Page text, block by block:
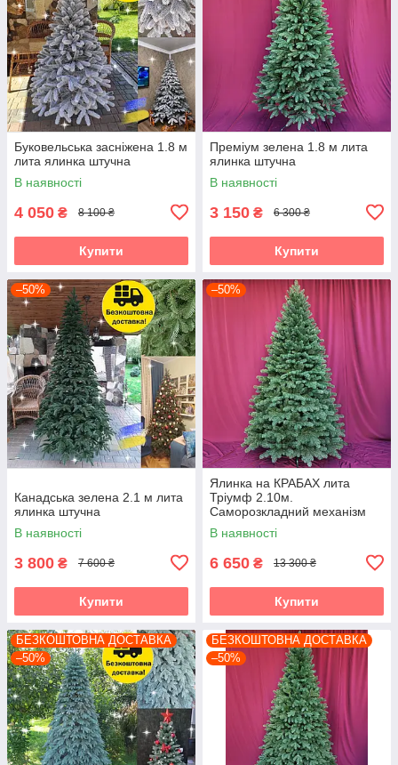
Буковельська засніжена 1.8 м
лита ялинка штучна
В наявності
4 050 ₴ 8 100 ₴
Купити
Преміум зелена 1.8 м лита
ялинка штучна
В наявності
3 150 ₴ 6 300 ₴
Купити
–50%
Канадська зелена 2.1 м лита
ялинка штучна
В наявності
3 800 ₴ 7 600 ₴
Купити
–50%
Ялинка на КРАБАХ лита
Тріумф 2.10м.
Саморозкладний механізм
Umbrella
В наявності
6 650 ₴ 13 300 ₴
Купити
БЕЗКОШТОВНА ДОСТАВКА
–50%
БЕЗКОШТОВНА ДОСТАВКА
–50%